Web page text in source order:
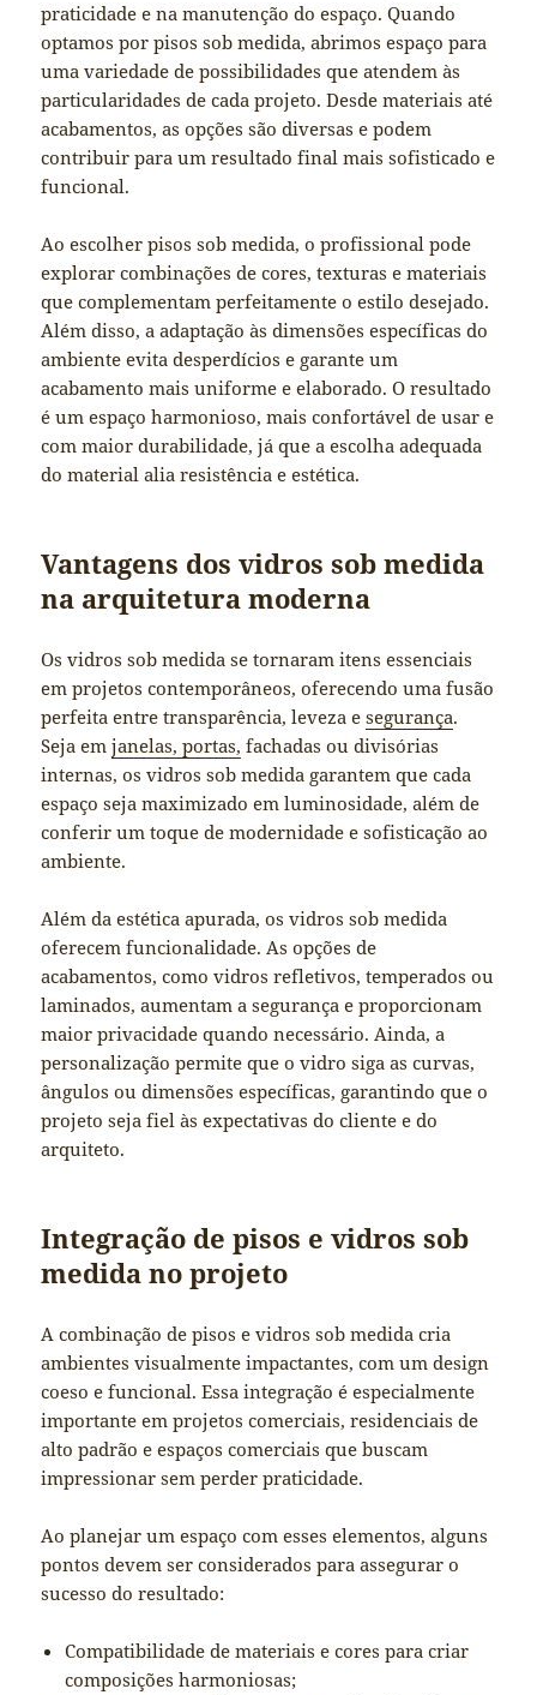
praticidade e na manutenção do espaço. Quando
optamos por pisos sob medida, abrimos espaço para
uma variedade de possibilidades que atendem às
particularidades de cada projeto. Desde materiais até
acabamentos, as opções são diversas e podem
contribuir para um resultado final mais sofisticado e
funcional.
Ao escolher pisos sob medida, o profissional pode
explorar combinações de cores, texturas e materiais
que complementam perfeitamente o estilo desejado.
Além disso, a adaptação às dimensões específicas do
ambiente evita desperdícios e garante um
acabamento mais uniforme e elaborado. O resultado
é um espaço harmonioso, mais confortável de usar e
com maior durabilidade, já que a escolha adequada
do material alia resistência e estética.
Vantagens dos vidros sob medida
na arquitetura moderna
Os vidros sob medida se tornaram itens essenciais
em projetos contemporâneos, oferecendo uma fusão
perfeita entre transparência, leveza esegurança.
Seja emjanelas, portas, fachadas ou divisórias
internas, os vidros sob medida garantem que cada
espaço seja maximizado em luminosidade, além de
conferir um toque de modernidade e sofisticação ao
ambiente.
Além da estética apurada, os vidros sob medida
oferecem funcionalidade. As opções de
acabamentos, como vidros refletivos, temperados ou
laminados, aumentam a segurança e proporcionam
maior privacidade quando necessário. Ainda, a
personalização permite que o vidro siga as curvas,
ângulos ou dimensões específicas, garantindo que o
projeto seja fiel às expectativas do cliente e do
arquiteto.
Integração de pisos e vidros sob
medida no projeto
A combinação de pisos e vidros sob medida cria
ambientes visualmente impactantes, com um design
coeso e funcional. Essa integração é especialmente
importante em projetos comerciais, residenciais de
alto padrão e espaços comerciais que buscam
impressionar sem perder praticidade.
Ao planejar um espaço com esses elementos, alguns
pontos devem ser considerados para assegurar o
sucesso do resultado:
Compatibilidade de materiais e cores para criar
composições harmoniosas;